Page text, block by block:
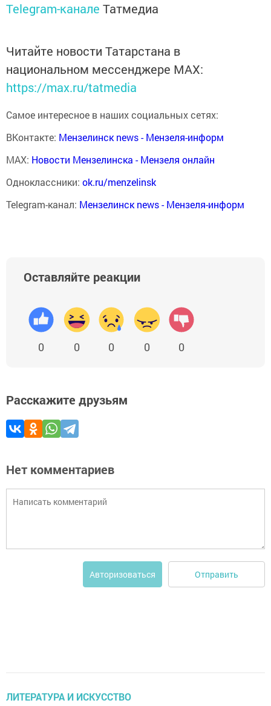
Telegram-канале Татмедиа
Читайте новости Татарстана в
национальном мессенджере MАХ:
https://max.ru/tatmedia
Самое интересное в наших социальных сетях:
ВКонтакте: Мензелинск news - Мензеля-информ
MAX: Новости Мензелинска - Мензеля онлайн
Одноклассники: ok.ru/menzelinsk
Telegram-канал: Мензелинск news - Мензеля-информ
Оставляйте реакции
0 0 0 0 0
Расскажите друзьям
Нет комментариев
Авторизоваться Отправить
ЛИТЕРАТУРА И ИСКУССТВО